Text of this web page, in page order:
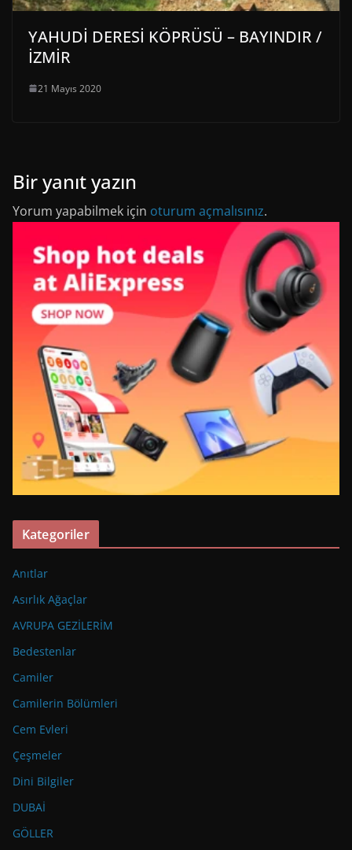
YAHUDİ DERESİ KÖPRÜSÜ – BAYINDIR /
İZMİR
21 Mayıs 2020
Bir yanıt yazın
Yorum yapabilmek için oturum açmalısınız.
Kategoriler
Anıtlar
Asırlık Ağaçlar
AVRUPA GEZİLERİM
Bedestenlar
Camiler
Camilerin Bölümleri
Cem Evleri
Çeşmeler
Dini Bilgiler
DUBAİ
GÖLLER